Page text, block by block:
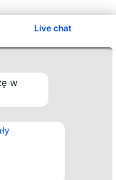
Live chat
w
Kontakt